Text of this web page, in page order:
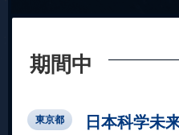
期間中
東京都 日本科学未